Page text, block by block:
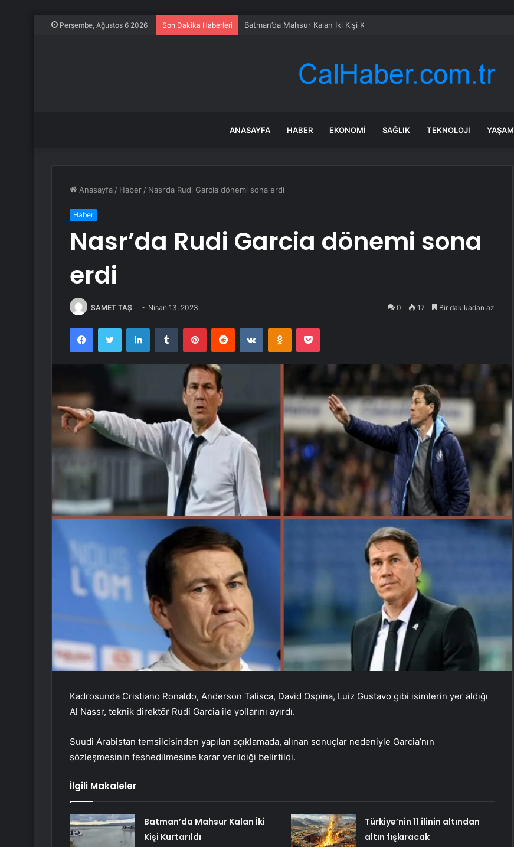
Perşembe, Ağustos 6 2026 Son Dakika Haberleri Batman’da Mahsur Kalan İki Kişi Kurtarıldı
ANASAYFA HABER EKONOMI SAĞLIK TEKNOLOJI YAŞAM
Anasayfa / Haber / Nasr’da Rudi Garcia dönemi sona erdi
Haber
Nasr’da Rudi Garcia dönemi sona
erdi
SAMET TAŞ Nisan 13, 2023 0 17 Bir dakikadan az
FacebookTwitter LinkedInTumblr PinterestReddit VKontakteOdnoklassniki
Pocket
Kadrosunda Cristiano Ronaldo, Anderson Talisca, David Ospina, Luiz Gustavo gibi isimlerin yer aldığı
Al Nassr, teknik direktör Rudi Garcia ile yollarını ayırdı.
Suudi Arabistan temsilcisinden yapılan açıklamada, alınan sonuçlar nedeniyle Garcia’nın
sözleşmesinin feshedilmesine karar verildiği belirtildi.
İlgili Makaleler
Batman’da Mahsur Kalan İki
Kişi Kurtarıldı
Türkiye’nin 11 ilinin altından
altın fışkıracak